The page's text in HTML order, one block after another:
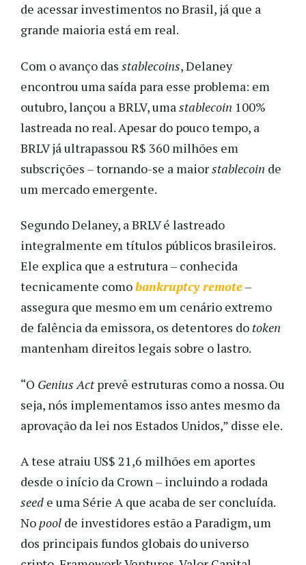
de acessar investimentos no Brasil, já que a
grande maioria está em real.
Com o avanço das stablecoins, Delaney
encontrou uma saída para esse problema: em
outubro,lançou a BRLV, umastablecoin 100%
lastreada no real. Apesar do pouco tempo, a
BRLV já ultrapassou R$ 360 milhões em
subscrições – tornando-se a maiorstablecoin de
um mercado emergente.
Segundo Delaney, a BRLV é lastreado
integralmente em títulos públicos brasileiros.
Ele explica que a estrutura – conhecida
tecnicamente comobankruptcy remote–
assegura que mesmo em um cenário extremo
de falência da emissora, os detentores do token
mantenham direitos legais sobre o lastro.
“O Genius Actprevê estruturas como a nossa. Ou
seja, nós implementamos isso antes mesmo da
aprovação da lei nos Estados Unidos,” disse ele.
A tese atraiu US$ 21,6 milhões em aportes
desde o início da Crown – incluindo a rodada
seed e uma Série A que acaba de ser concluída.
No pool de investidores estão a Paradigm, um
dos principais fundos globais do universo